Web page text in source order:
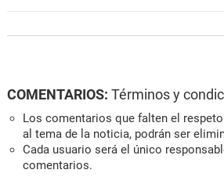
COMENTARIOS: Términos y
Los comentarios que falten el
al tema de la noticia, podrán ser
Cada usuario será el único
comentarios.